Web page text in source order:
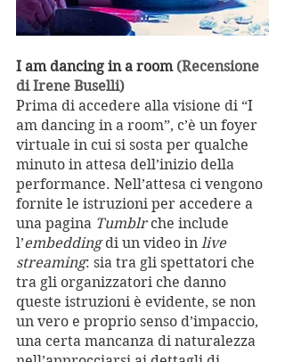
I am dancing in a room (Recensione
di Irene Buselli)
Prima di accedere alla visione di “I
am dancing in a room”, c’è un foyer
virtuale in cui si sosta per qualche
minuto in attesa dell’inizio della
performance. Nell’attesa ci vengono
fornite le istruzioni per accedere a
una pagina Tumblr che include
l’embedding di un video in live
streaming: sia tra gli spettatori che
tra gli organizzatori che danno
queste istruzioni è evidente, se non
un vero e proprio senso d’impaccio,
una certa mancanza di naturalezza